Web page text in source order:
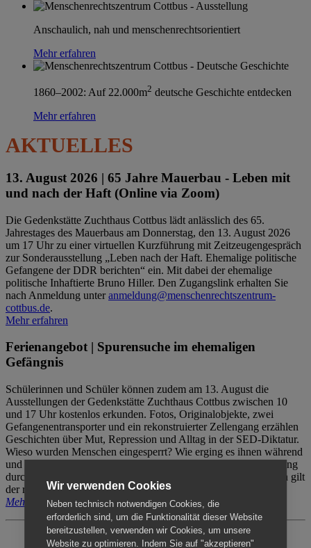
Anschaulich, nah und menschenrechtsorientiert
Mehr erfahren
1860–2002: Auf 22.000m2 deutsche Geschichte entdecken
Mehr erfahren
AKTUELLES
13. August 2026 | 65 Jahre Mauerbau - Leben mit
und nach der Haft (Online via Zoom)
Die Gedenkstätte Zuchthaus Cottbus lädt anlässlich des 65.
Jahrestages des Mauerbaus am Donnerstag, den 13. August 2026
um 17 Uhr zu einer virtuellen Kurzführung mit Zeitzeugengespräch
zur Sonderausstellung „Leben nach der Haft. Ehemalige politische
Gefangene der DDR berichten“ ein. Mit dabei der ehemalige
politische Inhaftierte Bruno Hiller. Den Zugangslink erhalten Sie
nach Anmeldung unteranmeldung@menschenrechtszentrum-
cottbus.de.
Mehr erfahren
Ferienangebot | Spurensuche im ehemaligen
Gefängnis
Schülerinnen und Schüler können zudem am 13. August die
Ausstellungen der Gedenkstätte Zuchthaus Cottbus zwischen 10
und 17 Uhr kostenlos erkunden. Fotos, Originalobjekte, zwei
Gefangenentransporter und ein rekonstruierter Zellengang erzählen
Geschichten über Mut, Repression und Alltag in der SED-Diktatur.
Wieso wurden Menschen eingesperrt? Wie erging es ihnen während
und nach der Haft? Der Besuch erfolgt individuell ohne Betreuung
durch das Menschenrechtszentrum Cottbus. Für Begleitpersonen gilt
der reguläre Eintritt (8€ / ermäßigt 5€).
Mehr erfahren
Wir verwenden Cookies
Neben technisch notwendigen Cookies, die
erforderlich sind, um die Funktionalität dieser Website
bereitzustellen, verwenden wir Cookies, um unsere
Website zu optimieren. Indem Sie auf "akzeptieren"